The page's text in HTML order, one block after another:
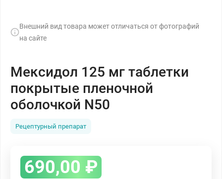
Внешний вид товара может отличаться от фотографий
на сайте
Мексидол 125 мг таблетки
покрытые пленочной
оболочкой N50
Рецептурный препарат
690,00 ₽